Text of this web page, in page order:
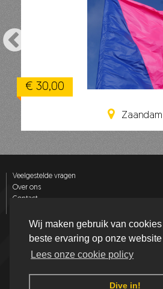
Wij maken gebruik van
beste ervaring op onze
Lees onze cookie policy
Dive in!
€ 30,00
Zaandam
Veelgestelde vragen
Over ons
Contact
Volg ons